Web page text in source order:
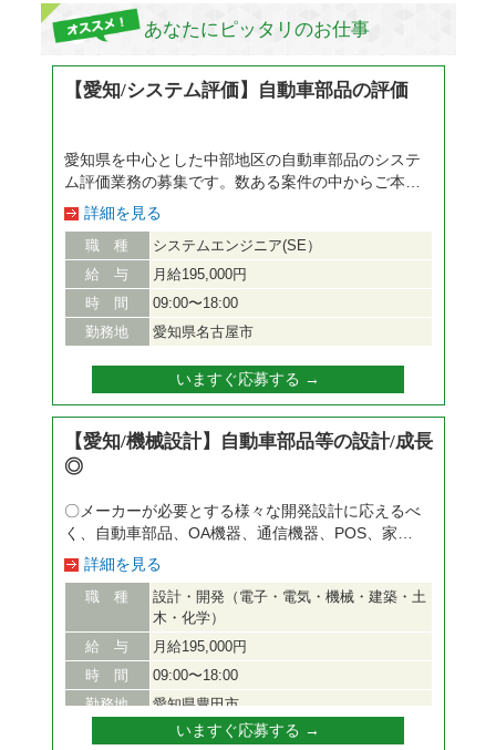
あなたにピッタリのお仕事
【愛知/システム評価】自動車部品の評価
愛知県を中心とした中部地区の自動車部品のシステ
ム評価業務の募集です。数ある案件の中からご本人
のご希望/ご経験等を踏ま え、面接時にお話し致し
ます。研修制度充実でスキルアップ可能です。 <具
体的には> 車の各部品の評価試験、評価測定データ
の解析、報告書作成などの業務をお任せします。
当社の委託チームでの就業のため、先輩社員がOJT
にてしっかりサポートしますのでご安心ください。
愛知県を中心とした中部地区の自動車部品のシステ
のご希望/ご経験等を踏ま え、面接時にお話し致し
ます。研修制度充実でスキルアップ可能です。
度 ※(株)ベネフィット・ワン「ベネフィットステー
ション」の利用 ■住宅補助補? 3万円/?(2年間)、そ
詳細を見る
職 種
システムエンジニア(SE）
給 与
月給195,000円
時 間
09:00〜18:00
勤務地
愛知県名古屋市
いますぐ応募する →
【愛知/機械設計】自動車部品等の設計/成長
◎
〇メーカーが必要とする様々な開発設計に応えるべ
く、自動車部品、OA機器、通信機器、POS、家電
製品などの設計/補助業務をお任 せいたします。未
経験でもエンジニアとして成長可能な環境です。
【詳細】CADを用いた、機構設計、図面作成、搭
載/レイアウト設計・検証等をお任せします。 【教
育制度】基本的にはOJT研修になります。ご経験が
浅い方でも先輩社員が丁寧に指導・サポート致しま
すのでご安心ください。ま た、当社は東京本社に
教育の専門部署があり、必要に応じて研修を実施
し、通信プログラム等による自己啓発を促すことに
詳細を見る
職 種
設計・開発（電子・電気・機械・建築・土
木・化学）
給 与
月給195,000円
時 間
09:00〜18:00
勤務地
愛知県豊田市
いますぐ応募する →